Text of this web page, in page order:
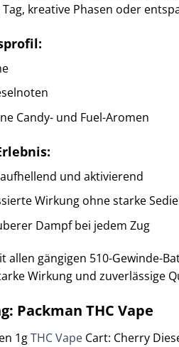
kreative Phasen oder
Candy- und Fuel-Aromen
und aktivierend
Wirkung ohne starke
Dampf bei jedem Zug
allen gängigen 510-Gewinde-
Wirkung und zuverlässige
Packman THC Vape
1gTHC Vape Cart: Cherry